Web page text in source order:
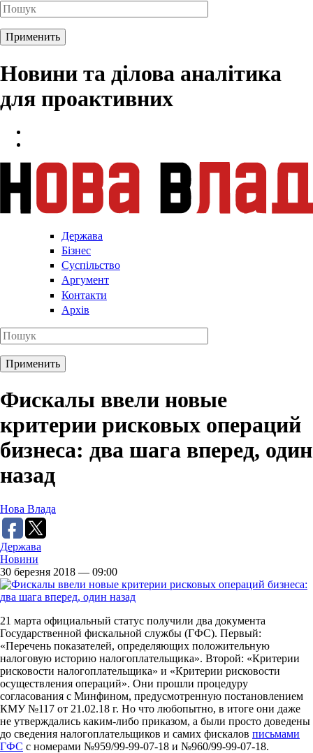
Новини та ділова аналітика
для проактивних
Держава
Бізнес
Суспільство
Аргумент
Контакти
Архів
Фискалы ввели новые
критерии рисковых операций
бизнеса: два шага вперед, один
назад
Нова Влада
Держава
Новини
30 березня 2018 — 09:00
21 марта официальный статус получили два документа
Государственной фискальной службы (ГФС). Первый:
«Перечень показателей, определяющих положительную
налоговую историю налогоплательщика». Второй: «Критерии
рисковости налогоплательщика» и «Критерии рисковости
осуществления операций». Они прошли процедуру
согласования с Минфином, предусмотренную постановлением
КМУ №117 от 21.02.18 г. Но что любопытно, в итоге они даже
не утверждались каким-либо приказом, а были просто доведены
до сведения налогоплательщиков и самих фискалов письмами
ГФС с номерами №959/99-99-07-18 и №960/99-99-07-18.